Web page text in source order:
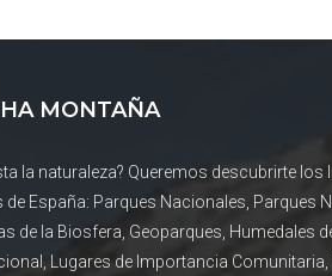
MONTAÑA
la naturaleza? Queremos descubrirte los
de España: Parques Nacionales, Parques
de la Biosfera, Geoparques, Humedales
Lugares de Importancia